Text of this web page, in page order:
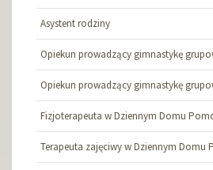
Asystent rodziny
Opiekun prowadzący gimnastykę
Opiekun prowadzący gimnastykę
Fizjoterapeuta w Dziennym Domu
Terapeuta zajęciwy w Dziennym Domu